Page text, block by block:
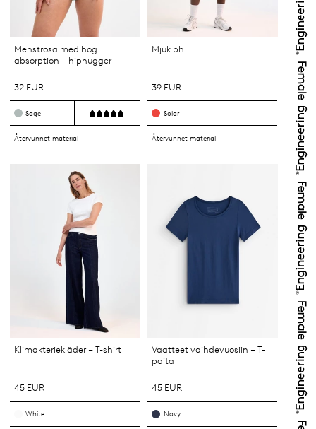
Menstrosa med hög
absorption – hiphugger
32 EUR
Sage
Återvunnet material
Mjuk bh
39 EUR
Solar
Återvunnet material
Klimakteriekläder – T-shirt
45 EUR
White
Vaatteet vaihdevuosiin – T-
paita
45 EUR
Navy